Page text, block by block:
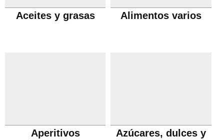
Aceites y grasas Alimentos varios
Aperitivos Azúcares, dulces y